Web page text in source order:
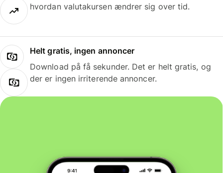
hvordan valutakursen ændrer sig over tid.
Helt gratis, ingen annoncer
Download på få sekunder. Det er helt gratis, og
der er ingen irriterende annoncer.